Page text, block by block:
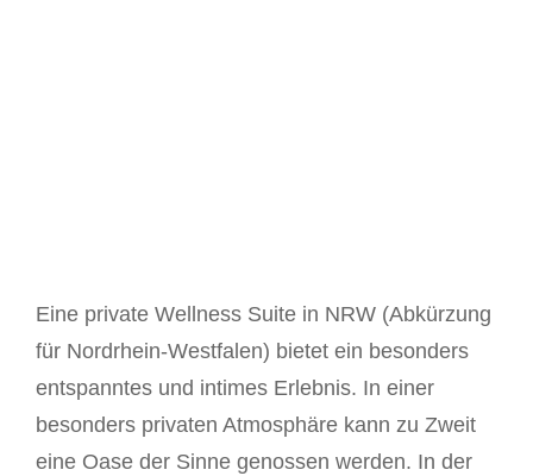
Eine private Wellness Suite in NRW (Abkürzung
für Nordrhein-Westfalen) bietet ein besonders
entspanntes und intimes Erlebnis. In einer
besonders privaten Atmosphäre kann zu Zweit
eine Oase der Sinne genossen werden. In der